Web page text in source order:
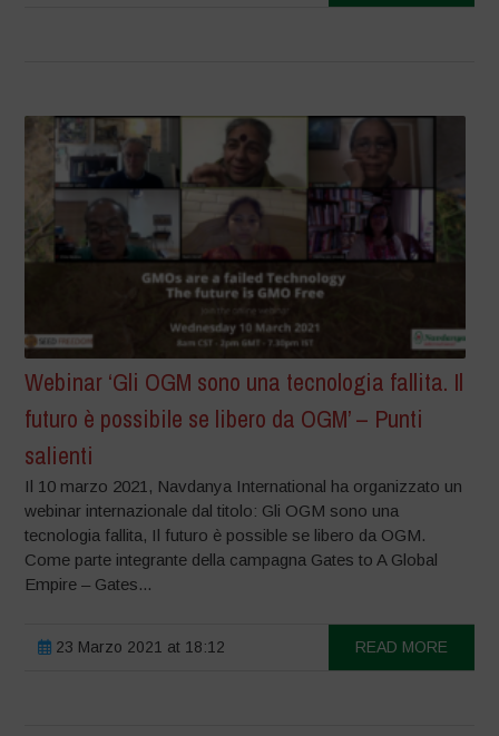
Webinar ‘Gli OGM sono una tecnologia fallita. Il
futuro è possibile se libero da OGM’ – Punti
salienti
Il 10 marzo 2021, Navdanya International ha organizzato un
webinar internazionale dal titolo: Gli OGM sono una
tecnologia fallita, Il futuro è possible se libero da OGM.
Come parte integrante della campagna Gates to A Global
Empire – Gates...
23 Marzo 2021 at 18:12 READ MORE